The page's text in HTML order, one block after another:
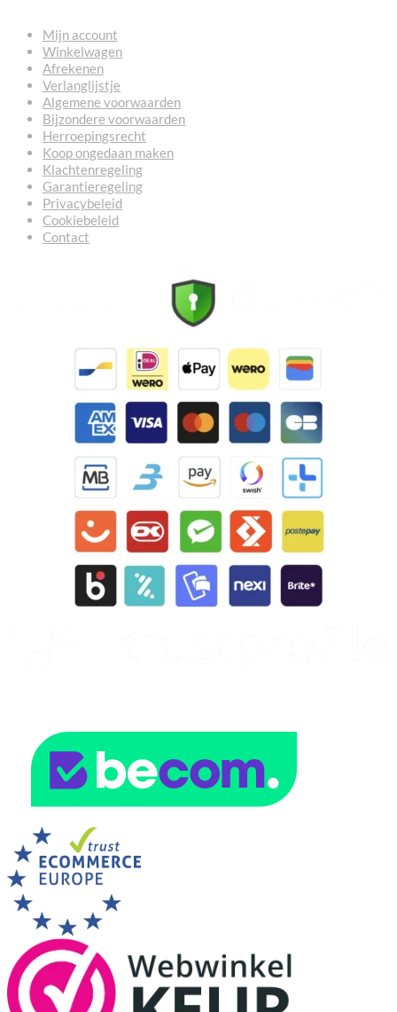
Mijn account
Winkelwagen
Afrekenen
Verlanglijstje
Algemene voorwaarden
Bijzondere voorwaarden
Herroepingsrecht
Koop ongedaan maken
Klachtenregeling
Garantieregeling
Privacybeleid
Cookiebeleid
Contact